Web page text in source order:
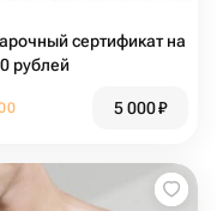
сертификат на
рублей
5 000₽